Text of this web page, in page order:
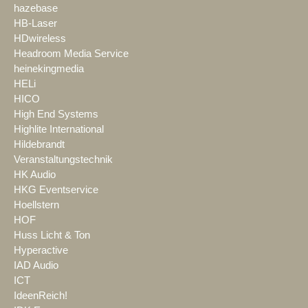
hazebase
HB-Laser
HDwireless
Headroom Media Service
heinekingmedia
HELi
HICO
High End Systems
Highlite International
Hildebrandt
Veranstaltungstechnik
HK Audio
HKG Eventservice
Hoellstern
HOF
Huss Licht & Ton
Hyperactive
IAD Audio
ICT
IdeenReich!